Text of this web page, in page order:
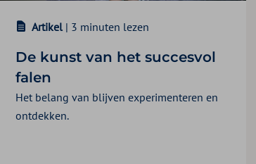
Artikel | 3 minuten lezen
De kunst van het succesvol
falen
Het belang van blijven experimenteren en
ontdekken.